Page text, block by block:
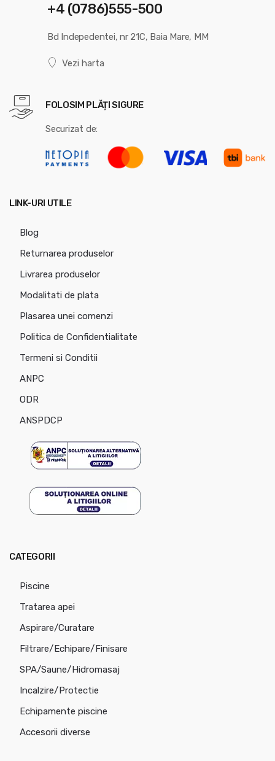
+4 (0786)555-500
Bd Indepedentei, nr 21C, Baia Mare, MM
Vezi harta
FOLOSIM PLĂȚI SIGURE
Securizat de:
LINK-URI UTILE
Blog
Returnarea produselor
Livrarea produselor
Modalitati de plata
Plasarea unei comenzi
Politica de Confidentialitate
Termeni si Conditii
ANPC
ODR
ANSPDCP
CATEGORII
Piscine
Tratarea apei
Aspirare/Curatare
Filtrare/Echipare/Finisare
SPA/Saune/Hidromasaj
Incalzire/Protectie
Echipamente piscine
Accesorii diverse